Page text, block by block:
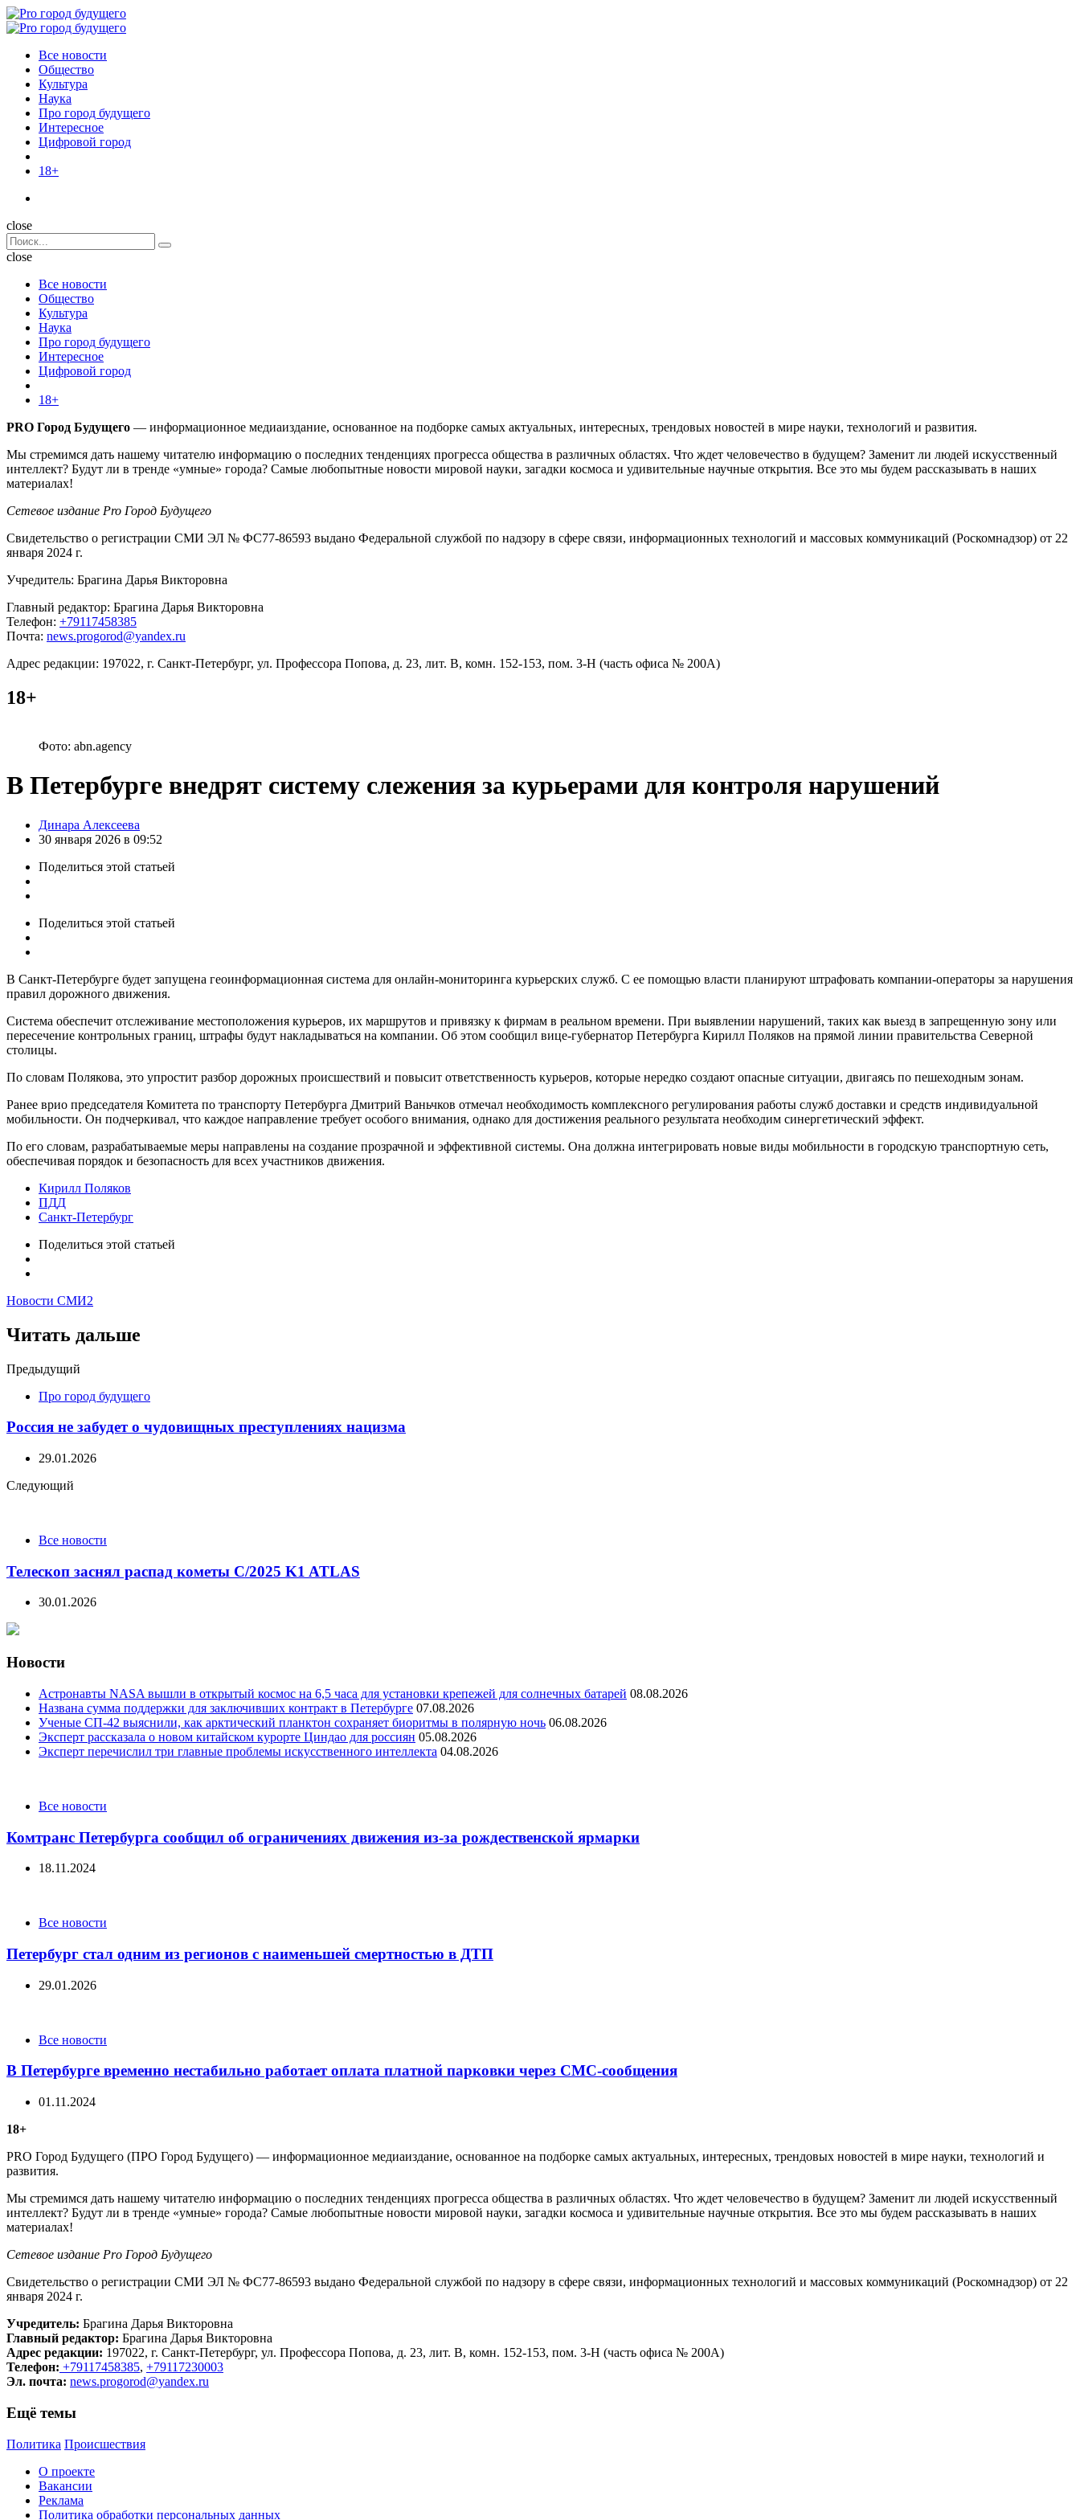
Menu
Поиск
Menu
Pro
Все новости
Общество
Культура
Наука
Про город будущего
Интересное
Цифровой город
18+
Поиск
close
Search
for:
Поиск
close
Все новости
Общество
Культура
Наука
Про город будущего
Интересное
Цифровой город
18+
PRO Город Будущего — информационное медиаиздание, основанное на подборке самых актуальных, интересных, трендовых новостей в мире науки, технологий и развития.
Мы стремимся дать нашему читателю информацию о последних тенденциях прогресса общества в различных областях. Что ждет человечество в будущем? Заменит ли людей искусственный
интеллект? Будут ли в тренде «умные» города? Самые любопытные новости мировой науки, загадки космоса и удивительные научные открытия. Все это мы будем рассказывать в наших
материалах!
Сетевое издание Pro Город Будущего
Свидетельство о регистрации СМИ ЭЛ № ФС77-86593 выдано Федеральной службой по надзору в сфере связи, информационных технологий и массовых коммуникаций (Роскомнадзор) от 22
января 2024 г.
Учредитель: Брагина Дарья Викторовна
Главный редактор: Брагина Дарья Викторовна
Телефон: +79117458385
Почта: news.progorod@yandex.ru
Адрес редакции: 197022, г. Санкт-Петербург, ул. Профессора Попова, д. 23, лит. В, комн. 152-153, пом. 3-Н (часть офиса № 200А)
18+
Фото: abn.agency
В Петербурге внедрят систему слежения за курьерами для контроля нарушений
Posted
by
Динара Алексеева
30 января 2026 в 09:52
Поделиться этой статьей
Поделиться этой статьей
В Санкт-Петербурге будет запущена геоинформационная система для онлайн-мониторинга курьерских служб. С ее помощью власти планируют штрафовать компании-операторы за нарушения
правил дорожного движения.
Система обеспечит отслеживание местоположения курьеров, их маршрутов и привязку к фирмам в реальном времени. При выявлении нарушений, таких как выезд в запрещенную зону или
пересечение контрольных границ, штрафы будут накладываться на компании. Об этом сообщил вице-губернатор Петербурга Кирилл Поляков на прямой линии правительства Северной
столицы.
По словам Полякова, это упростит разбор дорожных происшествий и повысит ответственность курьеров, которые нередко создают опасные ситуации, двигаясь по пешеходным зонам.
Ранее врио председателя Комитета по транспорту Петербурга Дмитрий Ваньчков отмечал необходимость комплексного регулирования работы служб доставки и средств индивидуальной
мобильности. Он подчеркивал, что каждое направление требует особого внимания, однако для достижения реального результата необходим синергетический эффект.
По его словам, разрабатываемые меры направлены на создание прозрачной и эффективной системы. Она должна интегрировать новые виды мобильности в городскую транспортную сеть,
обеспечивая порядок и безопасность для всех участников движения.
Кирилл Поляков
ПДД
Санкт-Петербург
Поделиться этой статьей
Новости СМИ2
Читать дальше
Post
navigation
Предыдущий
Про город будущего
Россия не забудет о чудовищных преступлениях нацизма
29.01.2026
Следующий
Все новости
Телескоп заснял распад кометы C/2025 K1 ATLAS
30.01.2026
Новости
Астронавты NASA вышли в открытый космос на 6,5 часа для установки крепежей для солнечных батарей 08.08.2026
Названа сумма поддержки для заключивших контракт в Петербурге 07.08.2026
Ученые СП-42 выяснили, как арктический планктон сохраняет биоритмы в полярную ночь 06.08.2026
Эксперт рассказала о новом китайском курорте Циндао для россиян 05.08.2026
Эксперт перечислил три главные проблемы искусственного интеллекта 04.08.2026
CategoriesВсе новости
Комтранс Петербурга сообщил об ограничениях движения из-за рождественской ярмарки
18.11.2024
CategoriesВсе новости
Петербург стал одним из регионов с наименьшей смертностью в ДТП
29.01.2026
CategoriesВсе новости
В Петербурге временно нестабильно работает оплата платной парковки через СМС-сообщения
01.11.2024
18+
PRO Город Будущего (ПРО Город Будущего) — информационное медиаиздание, основанное на подборке самых актуальных, интересных, трендовых новостей в мире науки, технологий и
развития.
Мы стремимся дать нашему читателю информацию о последних тенденциях прогресса общества в различных областях. Что ждет человечество в будущем? Заменит ли людей искусственный
интеллект? Будут ли в тренде «умные» города? Самые любопытные новости мировой науки, загадки космоса и удивительные научные открытия. Все это мы будем рассказывать в наших
материалах!
Сетевое издание Рrо Город Будущего
Свидетельство о регистрации СМИ ЭЛ № ФС77-86593 выдано Федеральной службой по надзору в сфере связи, информационных технологий и массовых коммуникаций (Роскомнадзор) от 22
января 2024 г.
Учредитель: Брагина Дарья Викторовна
Главный редактор: Брагина Дарья Викторовна
Адрес редакции: 197022, г. Санкт-Петербург, ул. Профессора Попова, д. 23, лит. В, комн. 152-153, пом. 3-Н (часть офиса № 200А)
Телефон: +79117458385, +79117230003
Эл. почта: news.progorod@yandex.ru
Ещё темы
Политика Происшествия
О проекте
Вакансии
Реклама
Политика обработки персональных данных